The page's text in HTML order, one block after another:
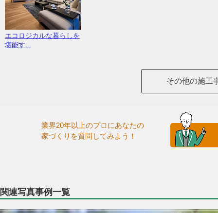
エコロジカルな暮らしを
堪能す...
その他の施工
業界20年以上のプロにあなたの
家づくりを質問してみよう！
関連写真事例一覧